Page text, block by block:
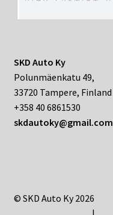
SKD Auto Ky
Polunmäenkatu 49,
33720 Tampere, Finland
+358 40 6861530
skdautoky@gmail.com
© SKD Auto Ky 2026